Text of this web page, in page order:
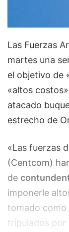
Las Fuerzas
martes una
el objetivo de
«altos
atacado
estrecho de
«Las fuerzas
(Centcom)
de
imponerle
tomado como
tripulados por